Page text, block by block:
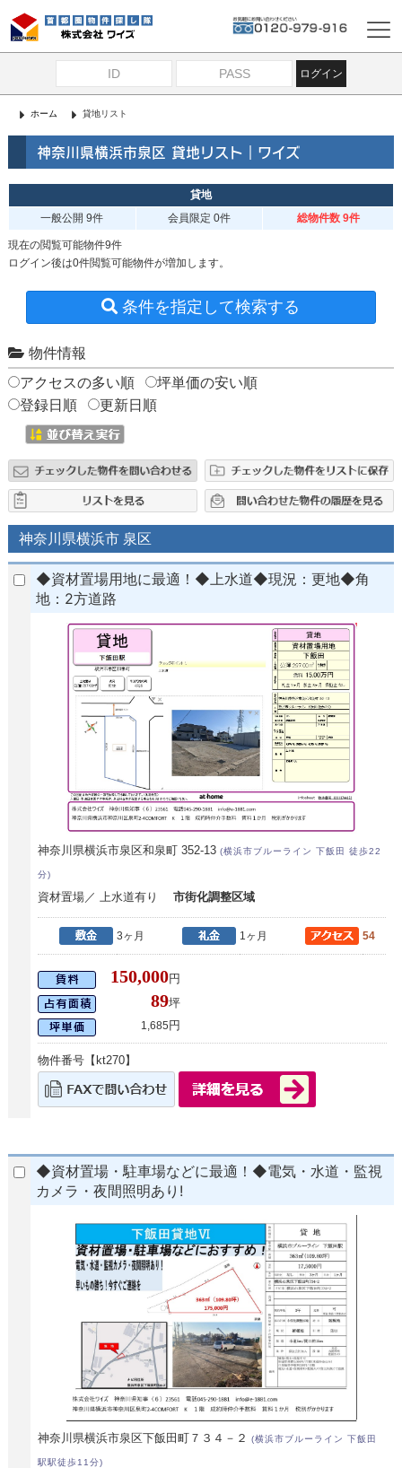
ログイン
ホーム 貸地リスト
神奈川県横浜市泉区 貸地リスト｜ワイズ
貸地
一般公開 9件 会員限定 0件 総物件数 9件
現在の閲覧可能物件9件
ログイン後は0件閲覧可能物件が増加します。
条件を指定して検索する
物件情報
アクセスの多い順
坪単価の安い順
登録日順
更新日順
神奈川県横浜市 泉区
◆資材置場用地に最適！◆上水道◆現況：更地◆角
地：2方道路
神奈川県横浜市泉区和泉町 352-13(横浜市ブルーライン 下飯田 徒歩22
分)
資材置場／ 上水道有り市街化調整区域
3ヶ月 1ヶ月 54
150,000円
89坪
1,685 円
物件番号【kt270】
◆資材置場・駐車場などに最適！◆電気・水道・監視
カメラ・夜間照明あり!
神奈川県横浜市泉区下飯田町７３４－２(横浜市ブルーライン 下飯田
駅駅徒歩11分)